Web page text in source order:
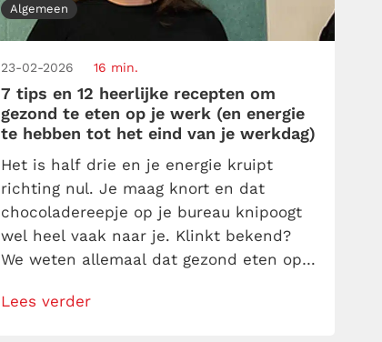
Algemeen
23-02-2026 16 min.
7 tips en 12 heerlijke recepten om
gezond te eten op je werk (en energie
te hebben tot het eind van je werkdag)
Het is half drie en je energie kruipt
richting nul. Je maag knort en dat
chocoladereepje op je bureau knipoogt
wel heel vaak naar je. Klinkt bekend?
We weten allemaal dat gezond eten op
prioriteitenlijstje bungelt. Maar wat als
Lees verder